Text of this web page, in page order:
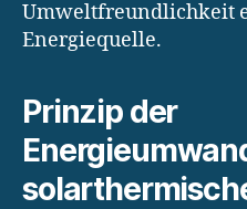
Umweltfreundlichkeit
Energiequelle.
Prinzip der